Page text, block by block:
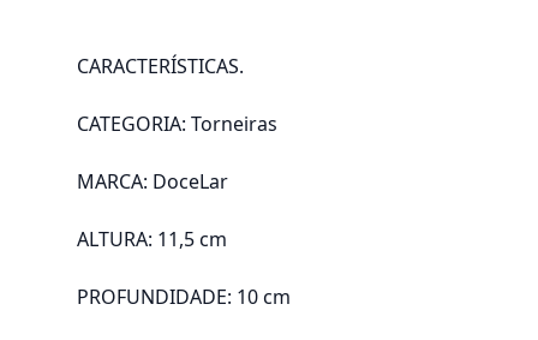
CARACTERÍSTICAS.
CATEGORIA: Torneiras
MARCA: DoceLar
ALTURA: 11,5 cm
PROFUNDIDADE: 10 cm